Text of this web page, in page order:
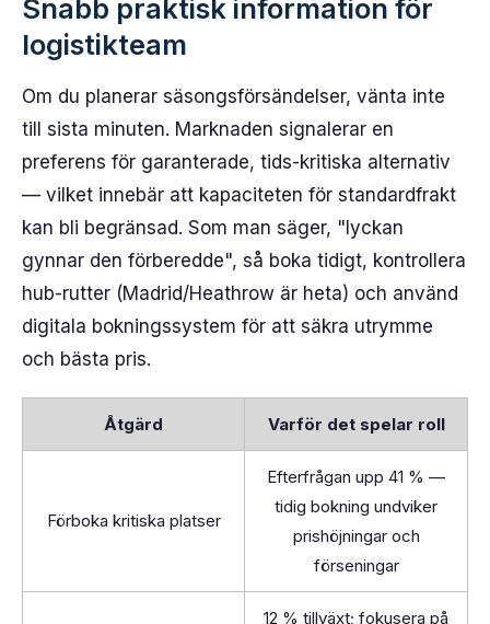
Snabb praktisk information för
logistikteam
Om du planerar säsongsförsändelser, vänta inte
till sista minuten. Marknaden signalerar en
preferens för garanterade, tids-kritiska alternativ
— vilket innebär att kapaciteten för standardfrakt
kan bli begränsad. Som man säger, "lyckan
gynnar den förberedde", så boka tidigt, kontrollera
hub-rutter (Madrid/Heathrow är heta) och använd
digitala bokningssystem för att säkra utrymme
och bästa pris.
Åtgärd Varför det spelar roll
Förboka kritiska platser
Efterfrågan upp 41 % —
tidig bokning undviker
prishöjningar och
förseningar
12 % tillväxt; fokusera på